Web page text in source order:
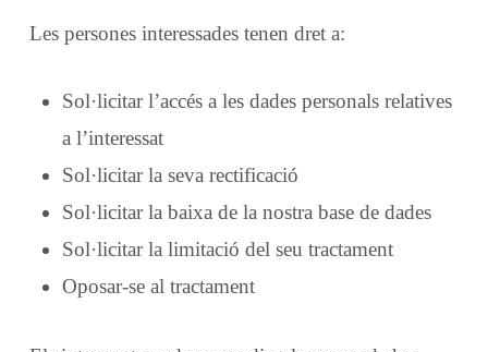
Les persones interessades tenen dret a:
Sol·licitar l’accés a les dades personals relatives
a l’interessat
Sol·licitar la seva rectificació
Sol·licitar la baixa de la nostra base de dades
Sol·licitar la limitació del seu tractament
Oposar-se al tractament